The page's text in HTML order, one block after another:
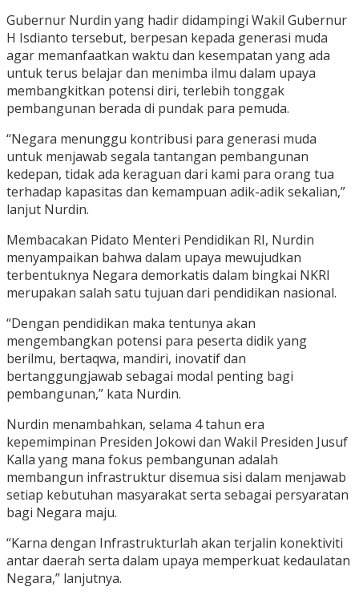
Gubernur Nurdin yang hadir didampingi Wakil Gubernur
H Isdianto tersebut, berpesan kepada generasi muda
agar memanfaatkan waktu dan kesempatan yang ada
untuk terus belajar dan menimba ilmu dalam upaya
membangkitkan potensi diri, terlebih tonggak
pembangunan berada di pundak para pemuda.
“Negara menunggu kontribusi para generasi muda
untuk menjawab segala tantangan pembangunan
kedepan, tidak ada keraguan dari kami para orang tua
terhadap kapasitas dan kemampuan adik-adik sekalian,”
lanjut Nurdin.
Membacakan Pidato Menteri Pendidikan RI, Nurdin
menyampaikan bahwa dalam upaya mewujudkan
terbentuknya Negara demorkatis dalam bingkai NKRI
merupakan salah satu tujuan dari pendidikan nasional.
“Dengan pendidikan maka tentunya akan
mengembangkan potensi para peserta didik yang
berilmu, bertaqwa, mandiri, inovatif dan
bertanggungjawab sebagai modal penting bagi
pembangunan,” kata Nurdin.
Nurdin menambahkan, selama 4 tahun era
kepemimpinan Presiden Jokowi dan Wakil Presiden Jusuf
Kalla yang mana fokus pembangunan adalah
membangun infrastruktur disemua sisi dalam menjawab
setiap kebutuhan masyarakat serta sebagai persyaratan
bagi Negara maju.
“Karna dengan Infrastrukturlah akan terjalin konektiviti
antar daerah serta dalam upaya memperkuat kedaulatan
Negara,” lanjutnya.